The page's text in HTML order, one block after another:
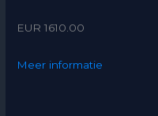
EUR 1610.00
Meer informatie